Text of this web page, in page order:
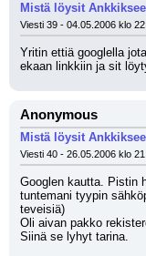
Mistä löysit
Viesti 39 - 04.05.2006 klo
Yritin ettiä googlella
ekaan linkkiin ja sit
Anonymous
Mistä löysit
Viesti 40 - 26.05.2006 klo
Googlen kautta. Pistin
tuntemani tyypin
teveisiä)
Oli aivan pakko
Siinä se lyhyt tarina.